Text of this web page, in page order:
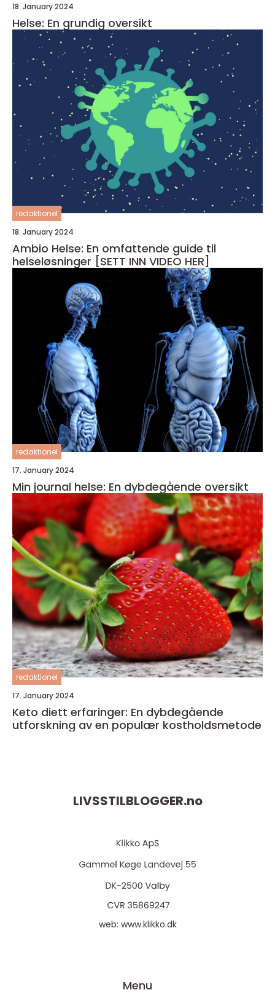
18. January 2024
Helse: En grundig oversikt
redaktionel
18. January 2024
Ambio Helse: En omfattende guide til
helseløsninger [SETT INN VIDEO HER]
redaktionel
17. January 2024
Min journal helse: En dybdegående oversikt
redaktionel
17. January 2024
Keto diett erfaringer: En dybdegående
utforskning av en populær kostholdsmetode
LIVSSTILBLOGGER.no
web: www.klikko.dk
Menu